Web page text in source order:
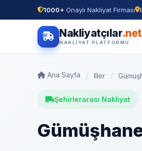
1000+ Onaylı Nakliyat Firması
Nakliyatçılar.net
NAKLIYAT PLATFORMU
Ana Sayfa Iller
Şehirlerarası Nakliyat